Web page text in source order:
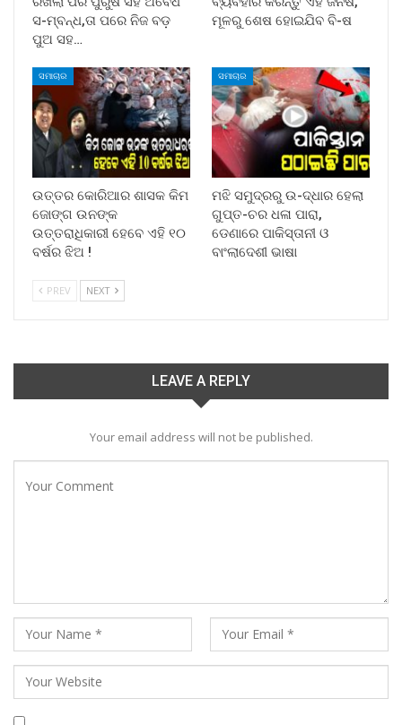
ସ-ମ୍ବନ୍ଧ,ତା ପରେ ନିଜ ବଡ଼
ପୁଅ ସହ…
ମୂଳରୁ ଶେଷ ହୋଇଯିବ ବି-ଷ
ସମାଚାର
ଉତ୍ତର କୋରିଆର ଶାସକ କିମ
ଜୋଙ୍ଗ ଉନଙ୍କ
ଉତ୍ତରାଧିକାରୀ ହେବେ ଏହି ୧୦
ବର୍ଷର ଝିଅ !
ସମାଚାର
ମଝି ସମୁଦ୍ରରୁ ଉ-ଦ୍ଧାର ହେଲା
ଗୁପ୍ତ-ଚର ଧଳା ପାରା,
ଡେଣାରେ ପାକିସ୍ତାନୀ ଓ
ବାଂଲାଦେଶୀ ଭାଷା
PREV NEXT
LEAVE A REPLY
Your email address will not be published.